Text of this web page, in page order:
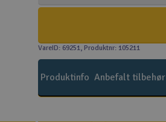
VareID: 69251, Produktnr: 105211
Produktinfo Anbefalt tilbehør